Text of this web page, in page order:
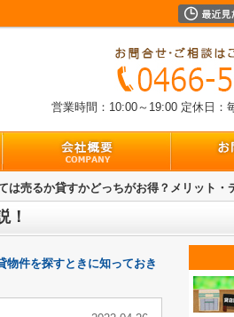
営業時間：10:00～19:00 定休日：
は売るか貸すかどっちがお得？メリット・
！
物件を探すときに知っておき